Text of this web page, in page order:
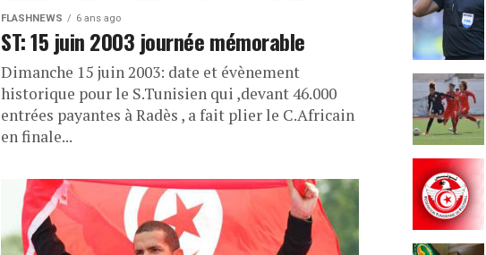
FLASHNEWS 6 ans ago
ST: 15 juin 2003 journée mémorable
Dimanche 15 juin 2003: date et évènement
historique pour le S.Tunisien qui ,devant 46.000
entrées payantes à Radès , a fait plier le C.Africain
en finale...